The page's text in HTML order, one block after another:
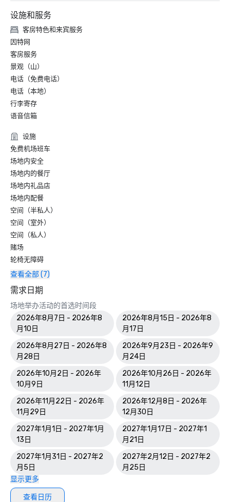
设施和服务
客房特色和来宾服务
因特网
客房服务
景观（山）
电话（免费电话）
电话（本地）
行李寄存
语音信箱
设施
免费机场班车
场地内安全
场地内的餐厅
场地内礼品店
场地内配餐
空间（半私人）
空间（室外）
空间（私人）
赌场
轮椅无障碍
查看全部 (7)
需求日期
场地举办活动的首选时间段
2026年8月7日 - 2026年8
月10日
2026年8月15日 - 2026年8
月17日
2026年8月27日 - 2026年8
月28日
2026年9月23日 - 2026年9
月24日
2026年10月2日 - 2026年
10月9日
2026年10月26日 - 2026年
11月12日
2026年11月22日 - 2026年
11月29日
2026年12月8日 - 2026年
12月30日
2027年1月1日 - 2027年1月
13日
2027年1月17日 - 2027年1
月21日
2027年1月31日 - 2027年2
月5日
2027年2月12日 - 2027年2
月25日
显示更多
查看日历